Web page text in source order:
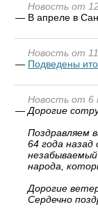
Новость от
— В апреле в
Новость от
— Подведены
Новость от 6
— Дорогие
Поздравляем
64 года
народа,
Дорогие
Сердечно